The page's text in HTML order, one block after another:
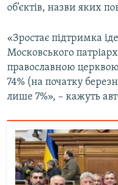
об’єктів, назви яких
«Зростає підтримка
Московського
православною
74% (на початку
лише 7%», – кажуть